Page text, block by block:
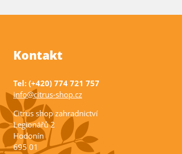
Kontakt
Tel: (+420) 774 721 757
info@citrus-shop.cz
Citrus shop zahradnictví
Legionářů 2
Hodonín
695 01